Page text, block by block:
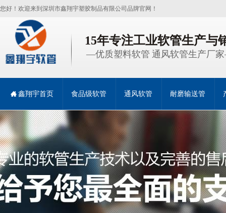
您好！欢迎来到深圳市鑫翔宇塑胶制品有限公司品牌官网！
15年专注工业软管生产与
—优质塑料软管 通风软管生产厂
鑫翔宇首页 食品级软管 通风软管 耐磨输送管